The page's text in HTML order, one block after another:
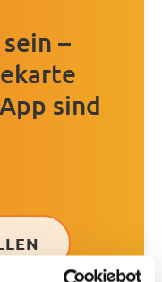
–
sind